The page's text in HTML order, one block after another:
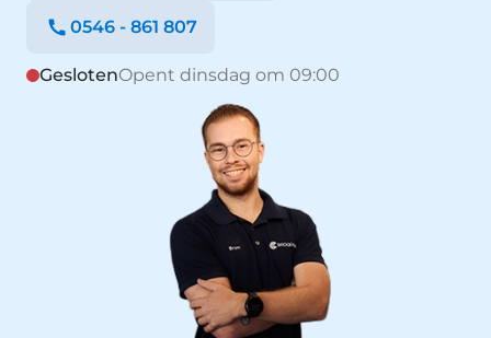
0546 - 861 807
GeslotenOpent dinsdag om 09:00